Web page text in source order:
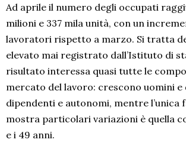
Ad aprile il numero degli occupati
milioni e 337 mila unità, con un
lavoratori rispetto a marzo. Si tratta
elevato mai registrato dall’Istituto di
risultato interessa quasi tutte le
mercato del lavoro: crescono uomini e
dipendenti e autonomi, mentre l’unica
mostra particolari variazioni è quella
e i 49 anni.